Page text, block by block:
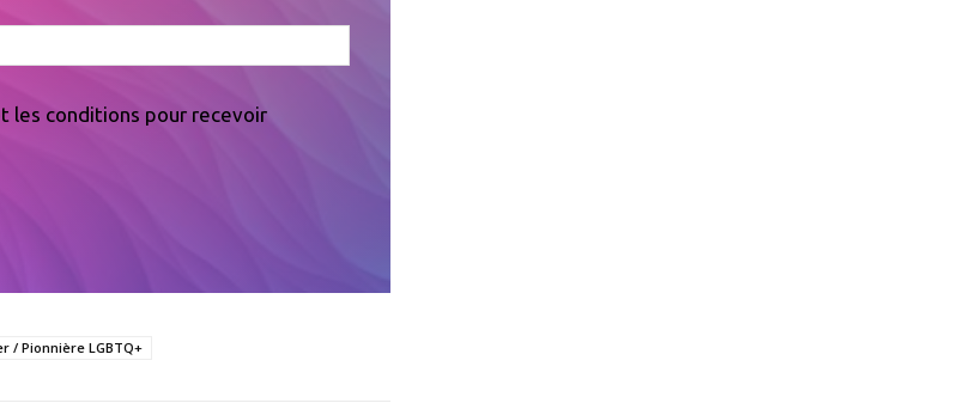
les conditions pour recevoir
/ Pionnière LGBTQ+